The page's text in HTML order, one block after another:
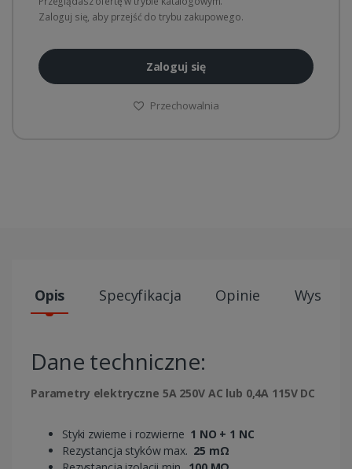
Zaloguj się, aby przejść do trybu zakupowego.
Zaloguj się
Przechowalnia
Opis Specyfikacja Opinie Wysyłki
Dane techniczne:
Parametry elektryczne 5A 250V AC lub 0,4A 115V DC
Styki zwierne i rozwierne 1 NO + 1 NC
Rezystancja styków max. 25 mΩ